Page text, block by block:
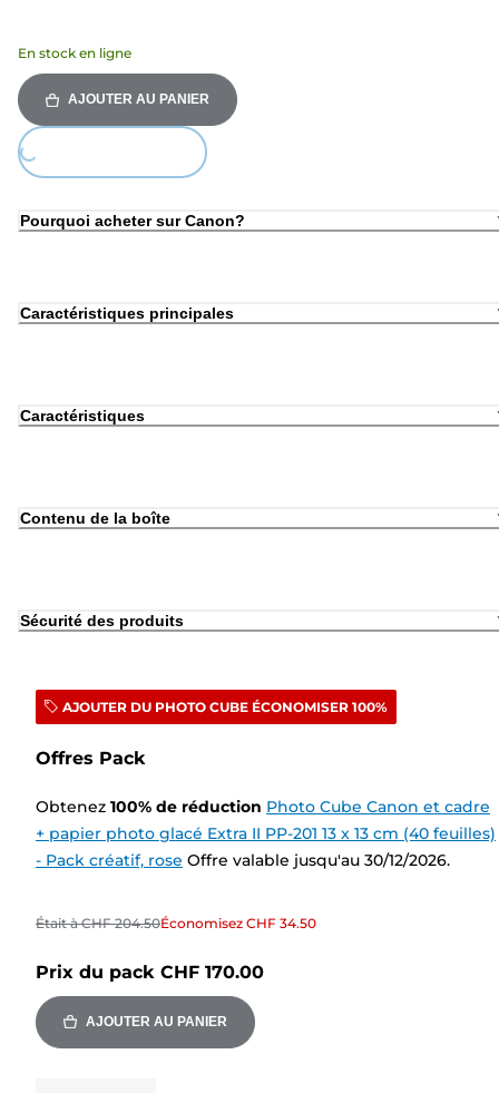
En stock en ligne
AJOUTER AU PANIER
Pourquoi acheter sur Canon?
Caractéristiques principales
Caractéristiques
Contenu de la boîte
Sécurité des produits
AJOUTER DU PHOTO CUBE ÉCONOMISER 100%
Offres Pack
Obtenez 100% de réduction Photo Cube Canon et cadre
+ papier photo glacé Extra II PP-201 13 x 13 cm (40 feuilles)
- Pack créatif, rose Offre valable jusqu'au 30/12/2026.
Était àCHF 204.50Économisez CHF 34.50
Prix du pack CHF 170.00
AJOUTER AU PANIER